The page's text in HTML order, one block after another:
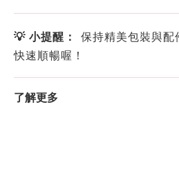
💡 小提醒： 保持精美包裝與
快速順暢喔！
了解更多